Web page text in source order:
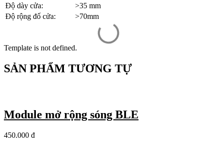
Độ dày cửa:
>35 mm
Độ rộng đố cửa:
>70mm
Template is not defined.
SẢN PHẨM TƯƠNG TỰ
Module mở rộng sóng BLE
450.000 đ